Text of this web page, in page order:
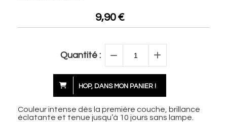
9,90€
Quantité :
HOP, DANS MON PANIER !
Couleur intense dès la première couche, brillance
éclatante et tenue jusqu’à 10 jours sans lampe.